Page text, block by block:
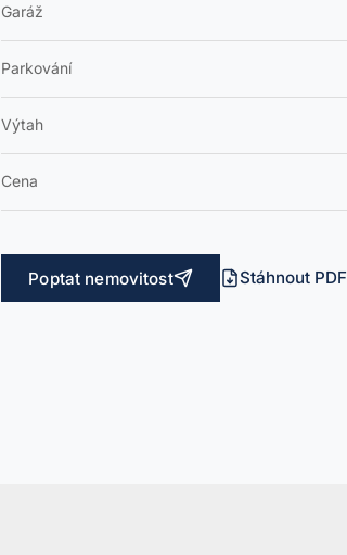
Garáž
Parkování
Výtah
Cena
Poptat nemovitost Stáhnout PDF